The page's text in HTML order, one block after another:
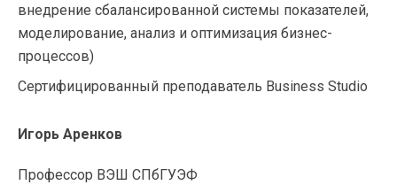
внедрение сбалансированной системы показателей,
моделирование, анализ и оптимизация бизнес-
процессов)
Сертифицированный преподаватель Business Studio
Игорь Аренков
Профессор ВЭШ СПбГУЭФ